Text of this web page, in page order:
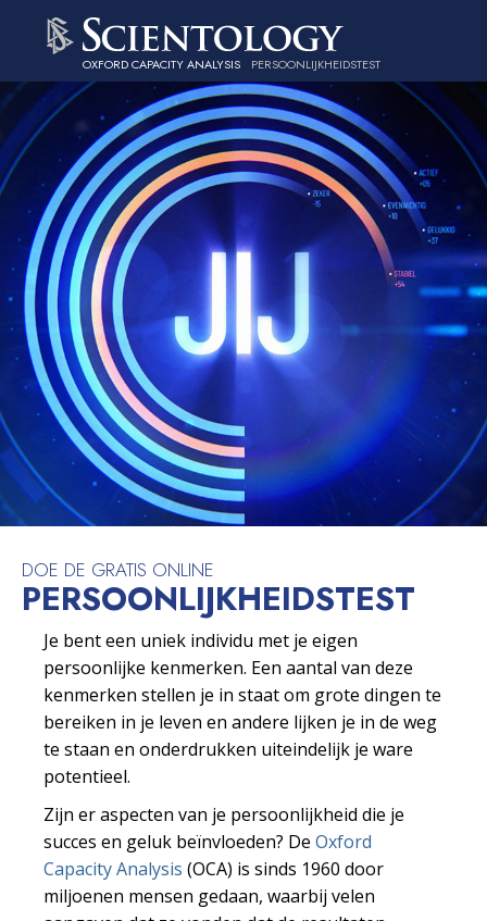
OXFORD CAPACITY ANALYSIS PERSOONLIJKHEIDSTEST
DOE DE GRATIS ONLINE
PERSOONLIJKHEIDS­TEST
Je bent een uniek individu met je eigen
persoonlijke kenmerken. Een aantal van deze
kenmerken stellen je in staat om grote dingen te
bereiken in je leven en andere lijken je in de weg
te staan en onderdrukken uiteindelijk je ware
potentieel.
Zijn er aspecten van je persoonlijkheid die je
succes en geluk beïnvloeden? De Oxford
Capacity Analysis (OCA) is sinds 1960 door
miljoenen mensen gedaan, waarbij velen